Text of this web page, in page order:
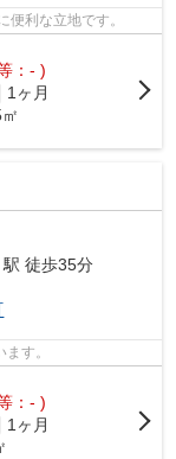
利な立地です。
：- )
1ヶ月
駅 徒歩35分
す。
：- )
1ヶ月